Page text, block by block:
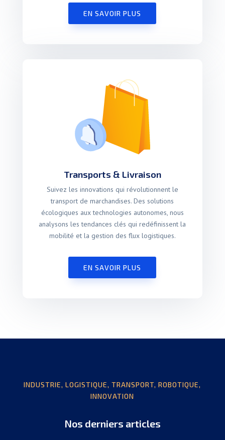
EN SAVOIR PLUS
Transports & Livraison
Suivez les innovations qui révolutionnent le
transport de marchandises. Des solutions
écologiques aux technologies autonomes, nous
analysons les tendances clés qui redéfinissent la
mobilité et la gestion des flux logistiques.
EN SAVOIR PLUS
INDUSTRIE, LOGISTIQUE, TRANSPORT, ROBOTIQUE,
INNOVATION
Nos derniers articles